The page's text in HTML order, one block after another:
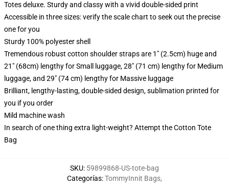
Totes deluxe. Sturdy and classy with a vivid double-sided print
Accessible in three sizes: verify the scale chart to seek out the precise
one for you
Sturdy 100% polyester shell
Tremendous robust cotton shoulder straps are 1" (2.5cm) huge and
21" (68cm) lengthy for Small luggage, 28" (71 cm) lengthy for Medium
luggage, and 29" (74 cm) lengthy for Massive luggage
Brilliant, lengthy-lasting, double-sided design, sublimation printed for
you if you order
Mild machine wash
In search of one thing extra light-weight? Attempt the Cotton Tote
Bag
SKU: 59899868-US-tote-bag
Categorías:TommyInnit Bags,